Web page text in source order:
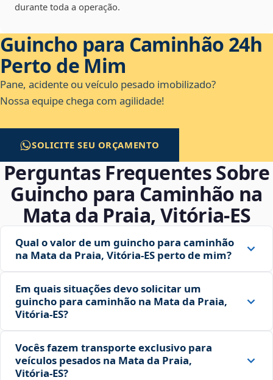
durante toda a operação.
Guincho para Caminhão 24h
Perto de Mim
Pane, acidente ou veículo pesado imobilizado?
Nossa equipe chega com agilidade!
SOLICITE SEU ORÇAMENTO
Perguntas Frequentes Sobre
Guincho para Caminhão na
Mata da Praia, Vitória‑ES
Qual o valor de um guincho para caminhão
na Mata da Praia, Vitória‑ES perto de mim?
Em quais situações devo solicitar um
guincho para caminhão na Mata da Praia,
Vitória‑ES?
Vocês fazem transporte exclusivo para
veículos pesados na Mata da Praia,
Vitória‑ES?